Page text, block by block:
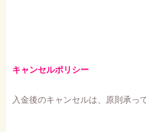
キャンセルポリシー
入金後のキャンセルは、原則承っ